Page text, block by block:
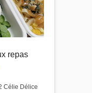
repas
Célie Délice